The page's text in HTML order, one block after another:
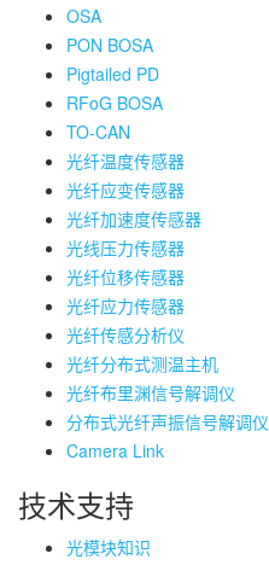
OSA
PON BOSA
Pigtailed PD
RFoG BOSA
TO-CAN
光纤温度传感器
光纤应变传感器
光纤加速度传感器
光线压力传感器
光纤位移传感器
光纤应力传感器
光纤传感分析仪
光纤分布式测温主机
光纤布里渊信号解调仪
分布式光纤声振信号解调仪
Camera Link
技术支持
光模块知识